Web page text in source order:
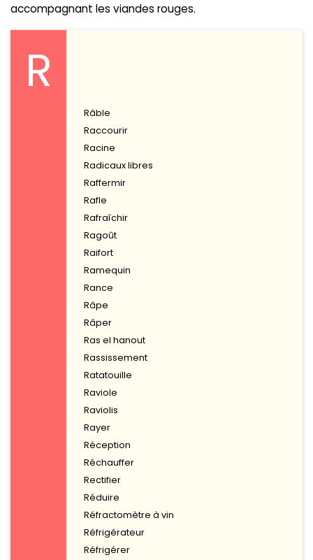
accompagnant les viandes rouges.
R
Râble
Raccourir
Racine
Radicaux libres
Raffermir
Rafle
Rafraîchir
Ragoût
Raifort
Ramequin
Rance
Râpe
Râper
Ras el hanout
Rassissement
Ratatouille
Raviole
Raviolis
Rayer
Réception
Réchauffer
Rectifier
Réduire
Réfractomètre à vin
Réfrigérateur
Réfrigérer